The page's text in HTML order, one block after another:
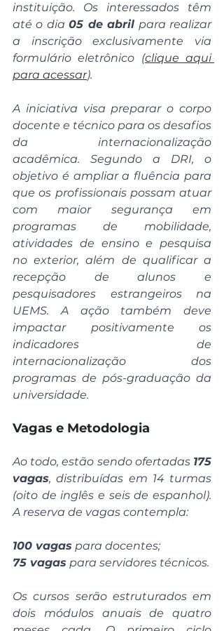
instituição. Os interessados têm
até o dia 05 de abril para realizar
a inscrição exclusivamente via
formulário eletrônico (clique aqui
para acessar).
A iniciativa visa preparar o corpo
docente e técnico para os desafios
da internacionalização
acadêmica. Segundo a DRI, o
objetivo é ampliar a fluência para
que os profissionais possam atuar
com maior segurança em
programas de mobilidade,
atividades de ensino e pesquisa
no exterior, além de qualificar a
recepção de alunos e
pesquisadores estrangeiros na
UEMS. A ação também deve
impactar positivamente os
indicadores de
internacionalização dos
programas de pós-graduação da
universidade.
Vagas e Metodologia
Ao todo, estão sendo ofertadas 175
vagas, distribuídas em 14 turmas
(oito de inglês e seis de espanhol).
A reserva de vagas contempla:
100 vagas para docentes;
75 vagas para servidores técnicos.
Os cursos serão estruturados em
dois módulos anuais de quatro